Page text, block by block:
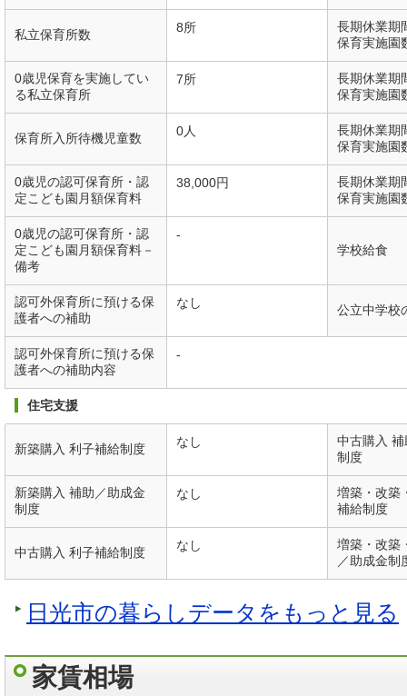
私立保育所数 8所
長期休業期
保育実施園
0歳児保育を実施してい
る私立保育所
7所
長期休業期
保育実施園
保育所入所待機児童数 0人
長期休業期
保育実施園
0歳児の認可保育所・認
定こども園月額保育料
38,000円
長期休業期
保育実施園
0歳児の認可保育所・認
定こども園月額保育料－
備考
-
学校給食
認可外保育所に預ける保
護者への補助
なし 公立中学校
認可外保育所に預ける保
護者への補助内容
-
住宅支援
新築購入 利子補給制度 なし
中古購入
制度
新築購入 補助／助成金
制度
なし
増築・改築
補給制度
中古購入 利子補給制度 なし
増築・改築
／助成金制
日光市の暮らしデータをもっと見る
家賃相場